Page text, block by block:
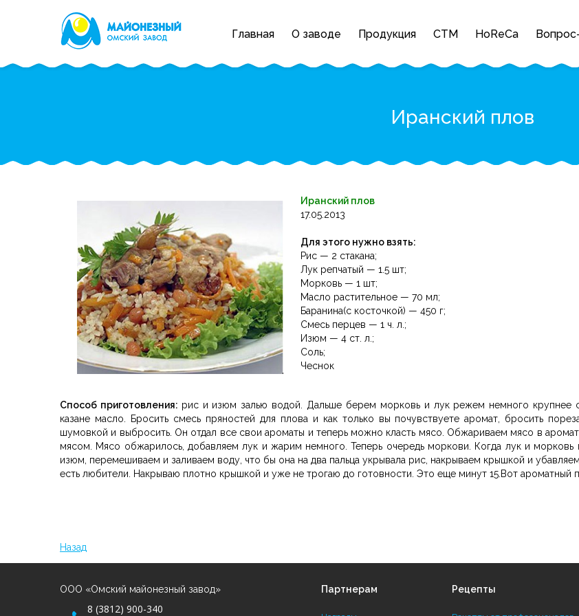
Главная О заводе Продукция СТМ HoReCa
Иранский плов
Иранский плов
17.05.2013
Для этого нужно взять:
Рис — 2 стакана;
Лук репчатый — 1.5 шт;
Морковь — 1 шт;
Масло растительное — 70 мл;
Баранина(с косточкой) — 450 г;
Смесь перцев — 1 ч. л.;
Изюм — 4 ст. л.;
Соль;
Чеснок
Способ приготовления: рис и изюм залью водой. Дальше берем морковь и лук режем немного крупнее
казане масло. Бросить смесь пряностей для плова и как только вы почувствуете аромат, бросить
шумовкой и выбросить. Он отдал все свои ароматы и теперь можно класть мясо. Обжариваем мясо в
мясом. Мясо обжарилось, добавляем лук и жарим немного. Теперь очередь моркови. Когда лук и
изюм, перемешиваем и заливаем воду, что бы она на два пальца укрывала рис, накрываем крышкой и
есть любители. Накрываю плотно крышкой и уже не трогаю до готовности. Это еще минут 15.Вот ароматный
Назад
ООО «Омский майонезный завод»
8 (3812) 900-340
Партнерам Рецепты